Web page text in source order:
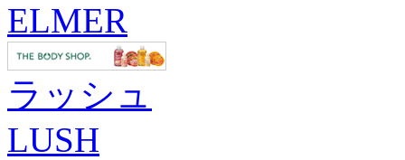
ELMER
ラッシュ
LUSH